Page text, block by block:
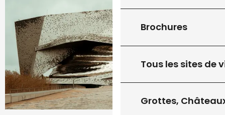
Brochures
Tous les sites de
Grottes,